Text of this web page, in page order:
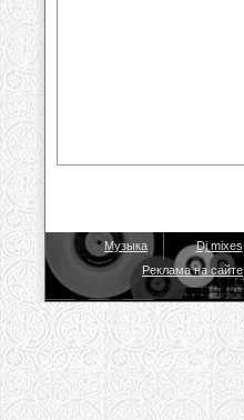
Музыка Dj mixes
Реклама на сайте